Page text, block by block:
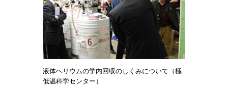
液体ヘリウムの学内回収のしくみについて（極
低温科学センター）